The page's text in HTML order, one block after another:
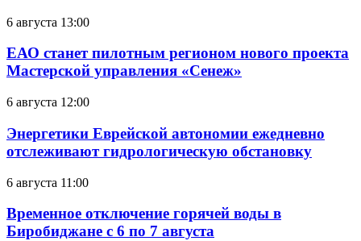
6 августа 13:00
ЕАО станет пилотным регионом нового проекта
Мастерской управления «Сенеж»
6 августа 12:00
Энергетики Еврейской автономии ежедневно
отслеживают гидрологическую обстановку
6 августа 11:00
Временное отключение горячей воды в
Биробиджане с 6 по 7 августа